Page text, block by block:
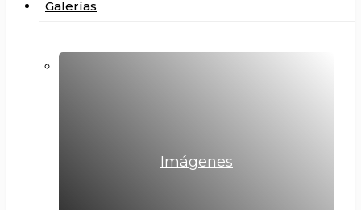
Galerías
Imágenes